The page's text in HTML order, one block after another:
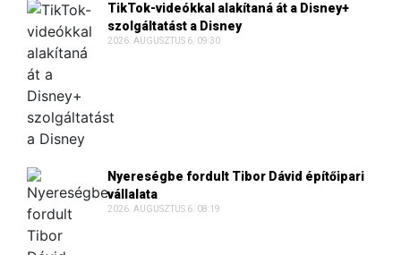
TikTok-videókkal alakítaná át a Disney+
szolgáltatást a Disney
2026. AUGUSZTUS 6. 09:30
Nyereségbe fordult Tibor Dávid építőipari
vállalata
2026. AUGUSZTUS 6. 08:19